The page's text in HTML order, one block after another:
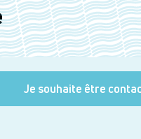
Je souhaite être